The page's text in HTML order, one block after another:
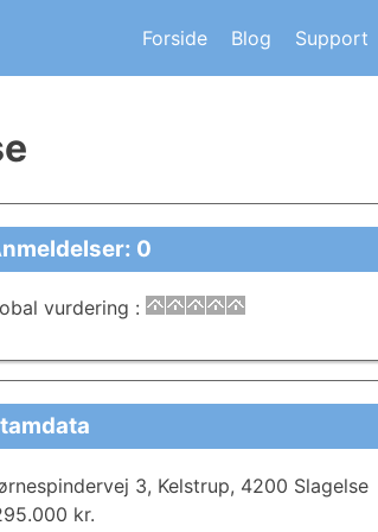
og læs om andre huskøberes oplevelser.
Forside Blog Support
0
vurdering :
3, Kelstrup, 4200 Slagelse
kr.